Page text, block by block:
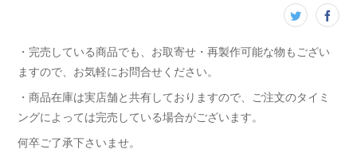
・完売している商品でも、お取寄せ・再製作可能な物もござい
ますので、お気軽にお問合せください。
・商品在庫は実店舗と共有しておりますので、ご注文のタイミ
ングによっては完売している場合がございます。
何卒ご了承下さいませ。